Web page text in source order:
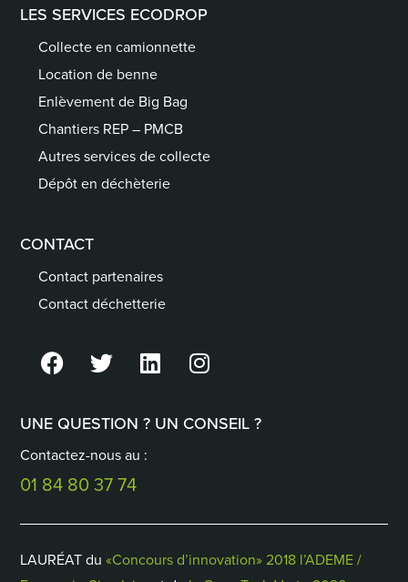
LES SERVICES ECODROP
Collecte en camionnette
Location de benne
Enlèvement de Big Bag
Chantiers REP – PMCB
Autres services de collecte
Dépôt en déchèterie
CONTACT
Contact partenaires
Contact déchetterie
UNE QUESTION ? UN CONSEIL ?
Contactez-nous au :
01 84 80 37 74
LAURÉAT du«Concours d’innovation» 2018 l’ADEME /